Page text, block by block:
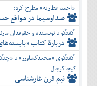
«احمد عطاریه» مطرح کرد:
صداوسیما در مواقع
گفتگو با نویسنده و حقوقدان
دربارۀ کتاب
گفتگوی «محمدکشاورز» با
کیجاکرچال
نیم قرن غارشناسی